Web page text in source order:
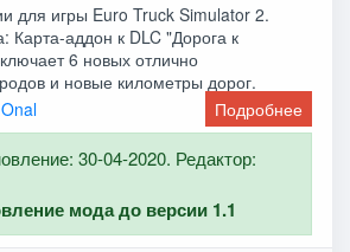
для игры Euro Truck Simulator 2.
Карта-аддон к DLC "Дорога к
6 новых отлично
и новые километры дорог.
Подробнее
30-04-2020. Редактор:
мода до версии 1.1